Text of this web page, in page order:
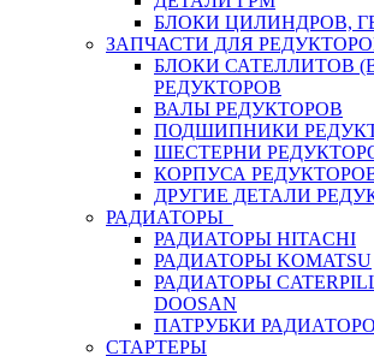
БЛОКИ ЦИЛИНДРОВ,
ЗАПЧАСТИ ДЛЯ
БЛОКИ САТЕЛЛИТОВ
РЕДУКТОРОВ
ВАЛЫ РЕДУКТОРОВ
ПОДШИПНИКИ
ШЕСТЕРНИ
КОРПУСА
ДРУГИЕ ДЕТАЛИ
РАДИАТОРЫ
РАДИАТОРЫ HITACHI
РАДИАТОРЫ KOMATSU
РАДИАТОРЫ
DOOSAN
ПАТРУБКИ
СТАРТЕРЫ